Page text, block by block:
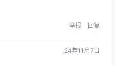
举报 回复
24年11月7日